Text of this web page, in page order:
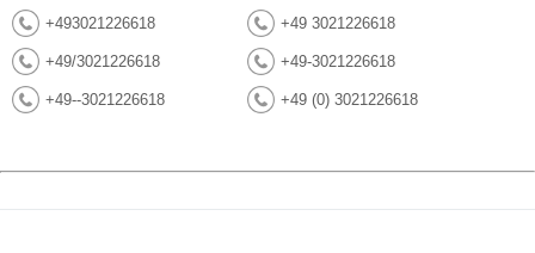
+493021226618 +49 3021226618
+49/3021226618 +49-3021226618
+49--3021226618 +49 (0) 3021226618